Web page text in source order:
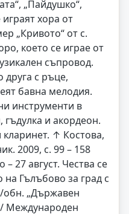
„Пайдушко“,
хора от
„Кривото“ от с.
което се играе от
съпровод.
друга с ръце,
бавна мелодия.
инструменти в
гъдулка и акордеон.
кларинет. ↑ Костова,
2009, с. 99 – 158
27 август. Чества се
на Гълъбово за град с
/обн. „Държавен
Международен